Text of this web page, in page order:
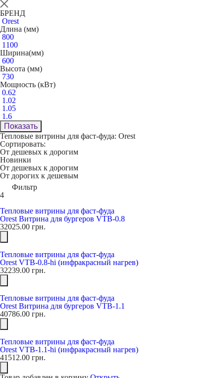
БРЕНД
Orest
Длина (мм)
800
1100
Ширина(мм)
600
Высота (мм)
730
Мощность (кВт)
0.62
1.02
1.05
1.6
Показать
Тепловые витрины для фаст-фуда: Orest
Сортировать:
От дешевых к дорогим
Новинки
От дешевых к дорогим
От дорогих к дешевым
Фильтр
4
Тепловые витрины для фаст-фуда
Orest Витрина для бургеров VTB-0.8
32025.00 грн.
Тепловые витрины для фаст-фуда
Orest VTB-0.8-hi (инфракрасный нагрев)
32239.00 грн.
Тепловые витрины для фаст-фуда
Orest Витрина для бургеров VTB-1.1
40786.00 грн.
Тепловые витрины для фаст-фуда
Orest VTB-1.1-hi (инфракрасный нагрев)
41512.00 грн.